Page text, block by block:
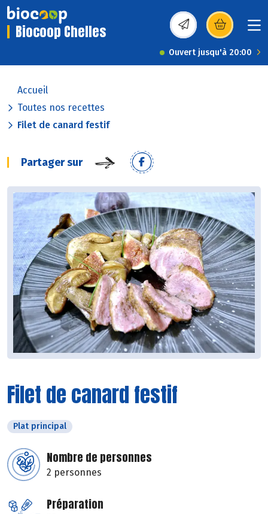
Biocoop Chelles (s’ouvre dans une
Ouvert jusqu'à 20:00
Accueil
Toutes nos recettes
Filet de canard festif
Partager sur
Filet de canard festif
Plat principal
Nombre de personnes
2 personnes
Préparation